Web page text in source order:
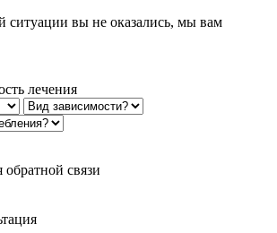
ситуации вы не оказались, мы вам
лечения
обратной связи